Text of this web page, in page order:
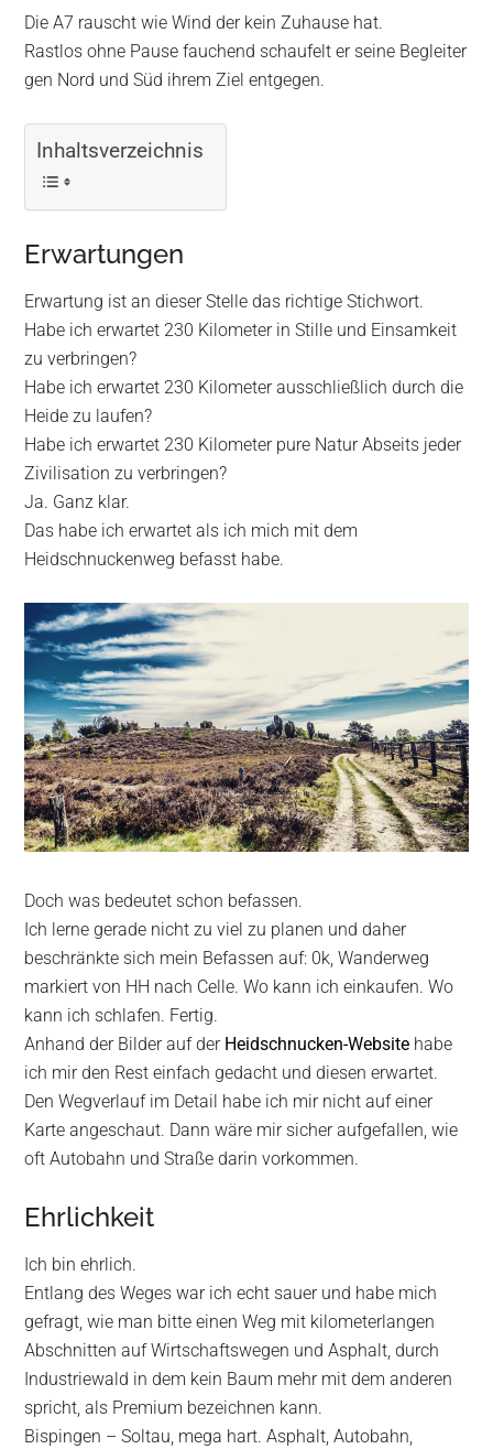
Die A7 rauscht wie Wind der kein Zuhause hat.
Rastlos ohne Pause fauchend schaufelt er seine Begleiter
gen Nord und Süd ihrem Ziel entgegen.
Inhaltsverzeichnis
Erwartungen
Erwartung ist an dieser Stelle das richtige Stichwort.
Habe ich erwartet 230 Kilometer in Stille und Einsamkeit
zu verbringen?
Habe ich erwartet 230 Kilometer ausschließlich durch die
Heide zu laufen?
Habe ich erwartet 230 Kilometer pure Natur Abseits jeder
Zivilisation zu verbringen?
Ja. Ganz klar.
Das habe ich erwartet als ich mich mit dem
Heidschnuckenweg befasst habe.
Doch was bedeutet schon befassen.
Ich lerne gerade nicht zu viel zu planen und daher
beschränkte sich mein Befassen auf: 0k, Wanderweg
markiert von HH nach Celle. Wo kann ich einkaufen. Wo
kann ich schlafen. Fertig.
Anhand der Bilder auf der Heidschnucken-Website habe
ich mir den Rest einfach gedacht und diesen erwartet.
Den Wegverlauf im Detail habe ich mir nicht auf einer
Karte angeschaut. Dann wäre mir sicher aufgefallen, wie
oft Autobahn und Straße darin vorkommen.
Ehrlichkeit
Ich bin ehrlich.
Entlang des Weges war ich echt sauer und habe mich
gefragt, wie man bitte einen Weg mit kilometerlangen
Abschnitten auf Wirtschaftswegen und Asphalt, durch
Industriewald in dem kein Baum mehr mit dem anderen
spricht, als Premium bezeichnen kann.
Bispingen – Soltau, mega hart. Asphalt, Autobahn,